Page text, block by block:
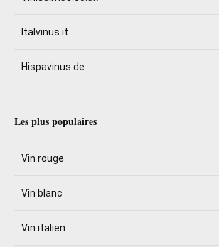
Italvinus.it
Hispavinus.de
Les plus populaires
Vin rouge
Vin blanc
Vin italien